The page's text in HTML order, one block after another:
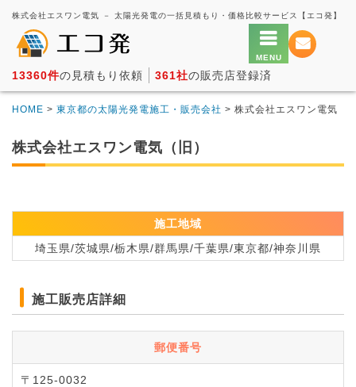
株式会社エスワン電気 － 太陽光発電の一括見積もり・価格比較サービス【エコ発】
13360件の見積もり依頼 361社の販売店登録済
HOME > 東京都の太陽光発電施工・販売会社 > 株式会社エスワン電気
株式会社エスワン電気（旧）
施工地域
埼玉県/茨城県/栃木県/群馬県/千葉県/東京都/神奈川県
施工販売店詳細
郵便番号
〒125-0032